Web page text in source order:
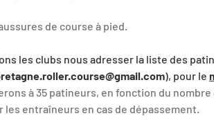
de course à pied.
les clubs nous adresser la liste des
), pour le
à 35 patineurs, en fonction du
les entraîneurs en cas de dépassement.